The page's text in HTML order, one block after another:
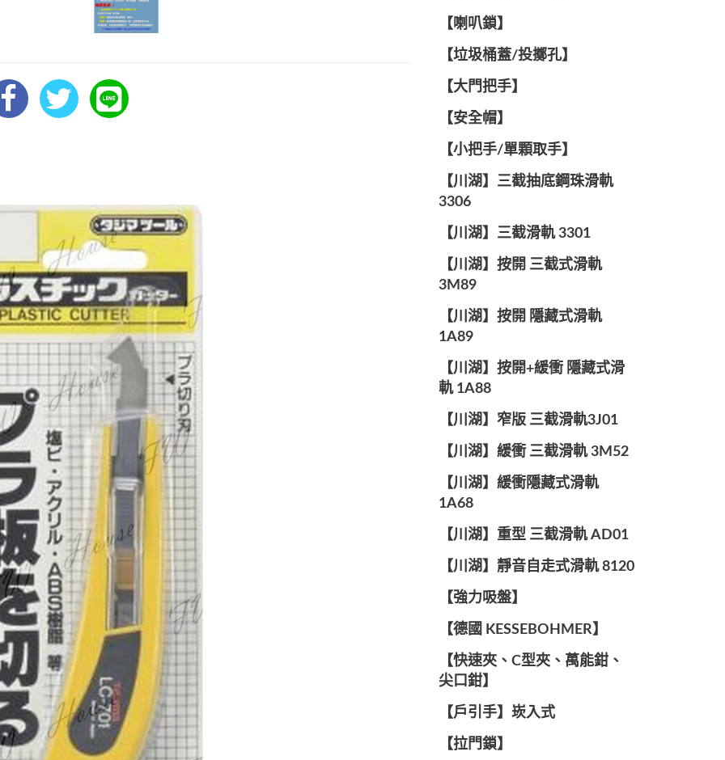
【喇叭鎖】
【垃圾桶蓋/投擲孔】
【大門把手】
【安全帽】
【小把手/單顆取手】
【川湖】三截抽底鋼珠滑軌
3306
【川湖】三截滑軌 3301
【川湖】按開 三截式滑軌
3M89
【川湖】按開 隱藏式滑軌
1A89
【川湖】按開+緩衝 隱藏式滑
軌 1A88
【川湖】窄版 三截滑軌3J01
【川湖】緩衝 三截滑軌 3M52
【川湖】緩衝隱藏式滑軌
1A68
【川湖】重型 三截滑軌 AD01
【川湖】靜音自走式滑軌 8120
【強力吸盤】
【德國 KESSEBOHMER】
【快速夾、C型夾、萬能鉗、
尖口鉗】
【戶引手】崁入式
【拉門鎖】